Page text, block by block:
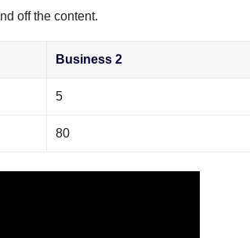
off the content.
Business 2
5
80